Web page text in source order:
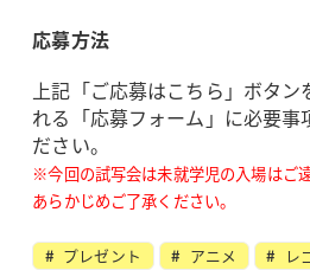
応募方法
上記「ご応募はこちら」ボタン
れる「応募フォーム」に必要事
ださい。
※今回の試写会は未就学児の入場はご
あらかじめご了承ください。
プレゼント アニメ レ